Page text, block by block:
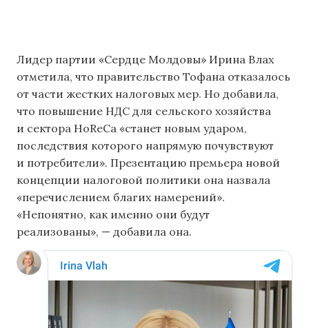
Лидер партии «Сердце Молдовы» Ирина Влах
отметила, что правительство Тофана отказалось
от части жестких налоговых мер. Но добавила,
что повышение НДС для сельского хозяйства
и сектора HoReCa «станет новым ударом,
последствия которого напрямую почувствуют
и потребители». Презентацию премьера новой
концепции налоговой политики она назвала
«перечислением благих намерений».
«Непонятно, как именно они будут
реализованы», — добавила она.